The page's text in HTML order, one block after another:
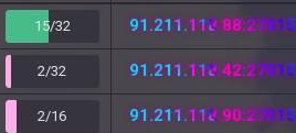
15/32 91.211.118.88:27015
2/32 91.211.118.42:27015
2/16 91.211.118.90:27015